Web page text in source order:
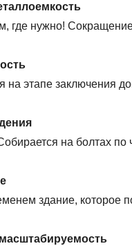
где нужно!
на этапе заключения
на болтах
здание, которое